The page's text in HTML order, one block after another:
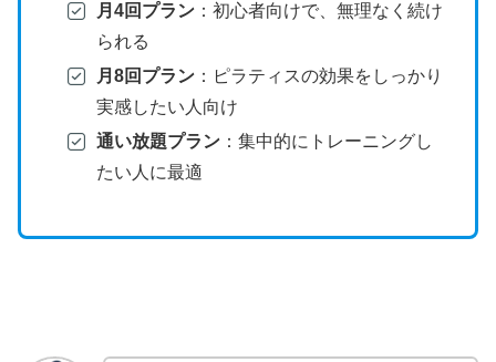
月4回プラン：初心者向けで、無理なく続け
られる
月8回プラン：ピラティスの効果をしっかり
実感したい人向け
通い放題プラン：集中的にトレーニングし
たい人に最適